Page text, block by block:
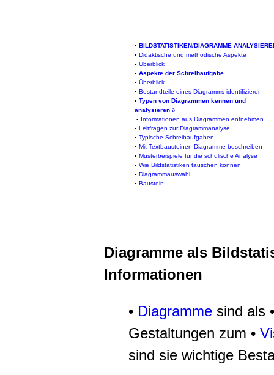
▪ BILDSTATISTIKEN/DIAGRAMME
▪ Didaktische und methodische Aspekte
▪ Überblick
▪ Aspekte der Schreibaufgabe
▪ Überblick
▪ Bestandteile eines Diagramms identifizieren
▪ Typen von Diagrammen kennen und
analysieren ð
▪ Informationen aus Diagrammen entnehmen
▪ Leitfragen zur Diagrammanalyse
▪ Typische Schreibaufgaben
▪ Mit Textbausteinen Diagramme beschreiben
▪ Musterbeispiele für die schulische Analyse
▪ Wie Bildstatistiken täuschen können
▪ Diagrammauswahl
▪ Baustein
Diagramme als
Informationen
• Diagramme sind als
Gestaltungen zum •
sind sie wichtige